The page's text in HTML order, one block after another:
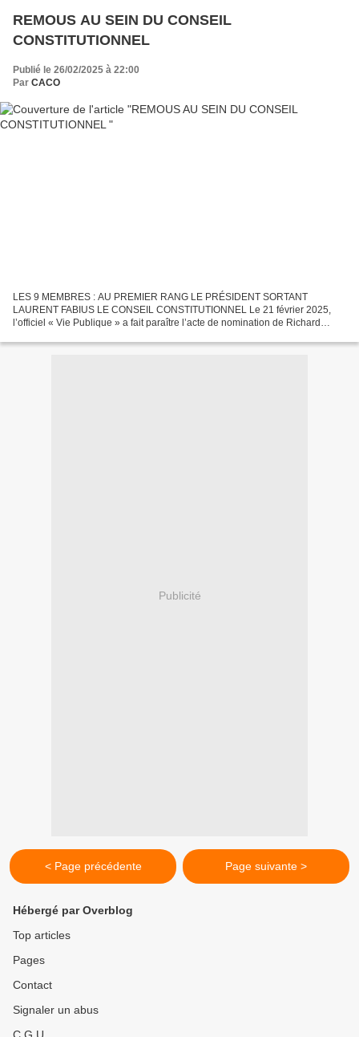
REMOUS AU SEIN DU CONSEIL
CONSTITUTIONNEL
Publié le 26/02/2025 à 22:00
Par CACO
LES 9 MEMBRES : AU PREMIER RANG LE PRÉSIDENT SORTANT
LAURENT FABIUS LE CONSEIL CONSTITUTIONNEL Le 21 février 2025,
l’officiel « Vie Publique » a fait paraître l’acte de nomination de Richard
Publicité
< Page précédente Page suivante >
Hébergé par Overblog
Top articles
Pages
Contact
Signaler un abus